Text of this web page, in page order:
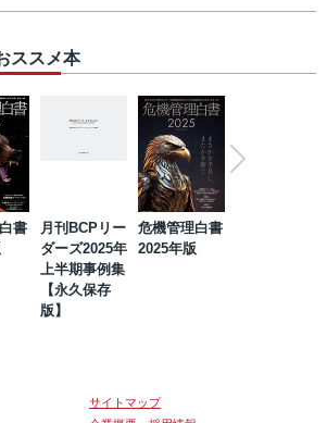
ススメ本
書
月刊BCPリー
ダーズ2025年
上半期事例集
【永久保存
版】
危機管理白書
2025年版
サイトマップ